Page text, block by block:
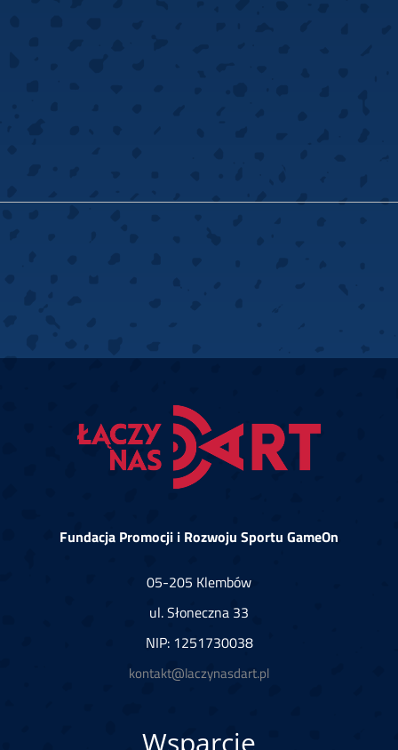
Fundacja Promocji i Rozwoju Sportu GameOn
05-205 Klembów
ul. Słoneczna 33
NIP: 1251730038
kontakt@laczynasdart.pl